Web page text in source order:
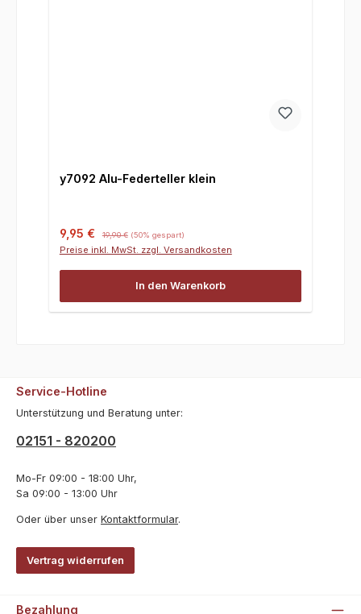
y7092 Alu-Federteller klein
Verkaufspreis:
9,95 € 19,90 € (50% gespart)
Preise inkl. MwSt. zzgl. Versandkosten
In den Warenkorb
Service-Hotline
Unterstützung und Beratung unter:
02151 - 820200
Mo-Fr 09:00 - 18:00 Uhr,
Sa 09:00 - 13:00 Uhr
Oder über unser Kontaktformular.
Vertrag widerrufen
Bezahlung